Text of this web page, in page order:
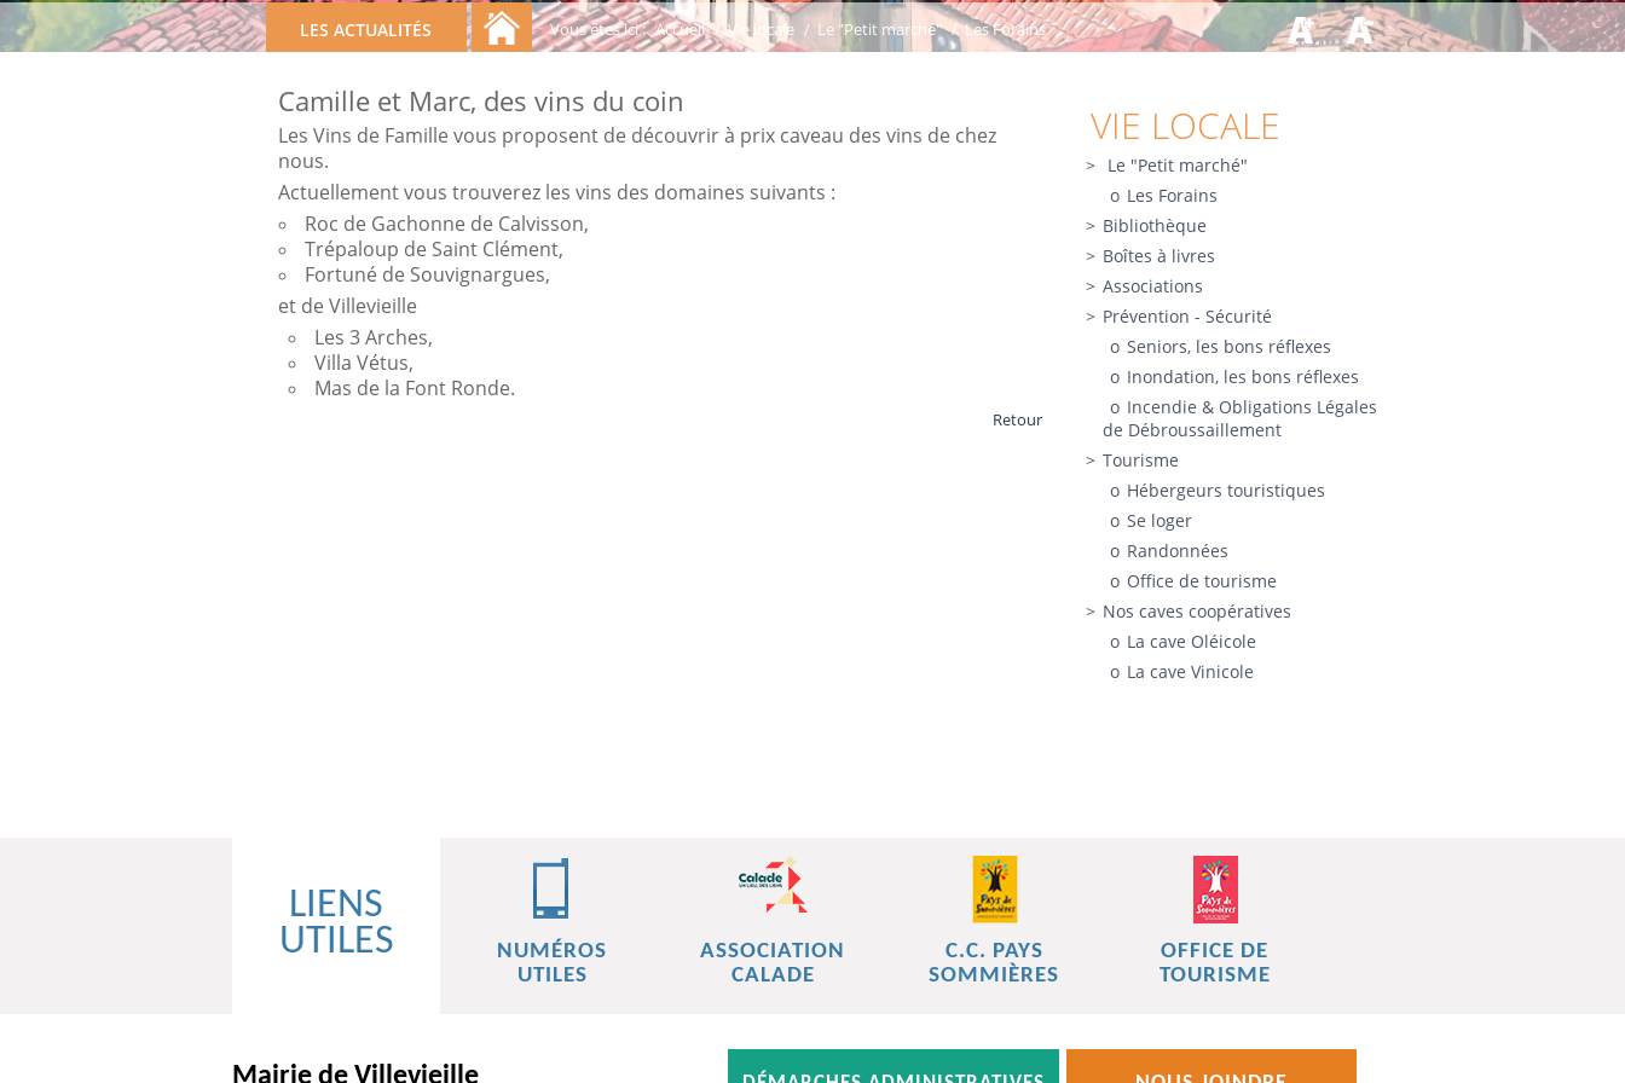
LES ACTUALITÉS Vous êtes ici : Accueil /Vie locale / Le "Petit marché" /Les Forains
Camille et Marc, des vins du coin
Les Vins de Famille vous proposent de découvrir à prix caveau des vins de chez
nous.
Actuellement vous trouverez les vins des domaines suivants :
Roc de Gachonne de Calvisson,
Trépaloup de Saint Clément,
Fortuné de Souvignargues,
et de Villevieille
Les 3 Arches,
Villa Vétus,
Mas de la Font Ronde.
Retour
VIE LOCALE
Le "Petit marché"
Les Forains
Bibliothèque
Boîtes à livres
Associations
Prévention - Sécurité
Seniors, les bons réflexes
Inondation, les bons réflexes
Incendie & Obligations Légales
de Débroussaillement
Tourisme
Hébergeurs touristiques
Se loger
Randonnées
Office de tourisme
Nos caves coopératives
La cave Oléicole
La cave Vinicole
LIENS
UTILES
NUMÉROS
UTILES
ASSOCIATION
CALADE
C.C. PAYS
SOMMIÈRES
OFFICE DE
TOURISME
Mairie de Villevieille